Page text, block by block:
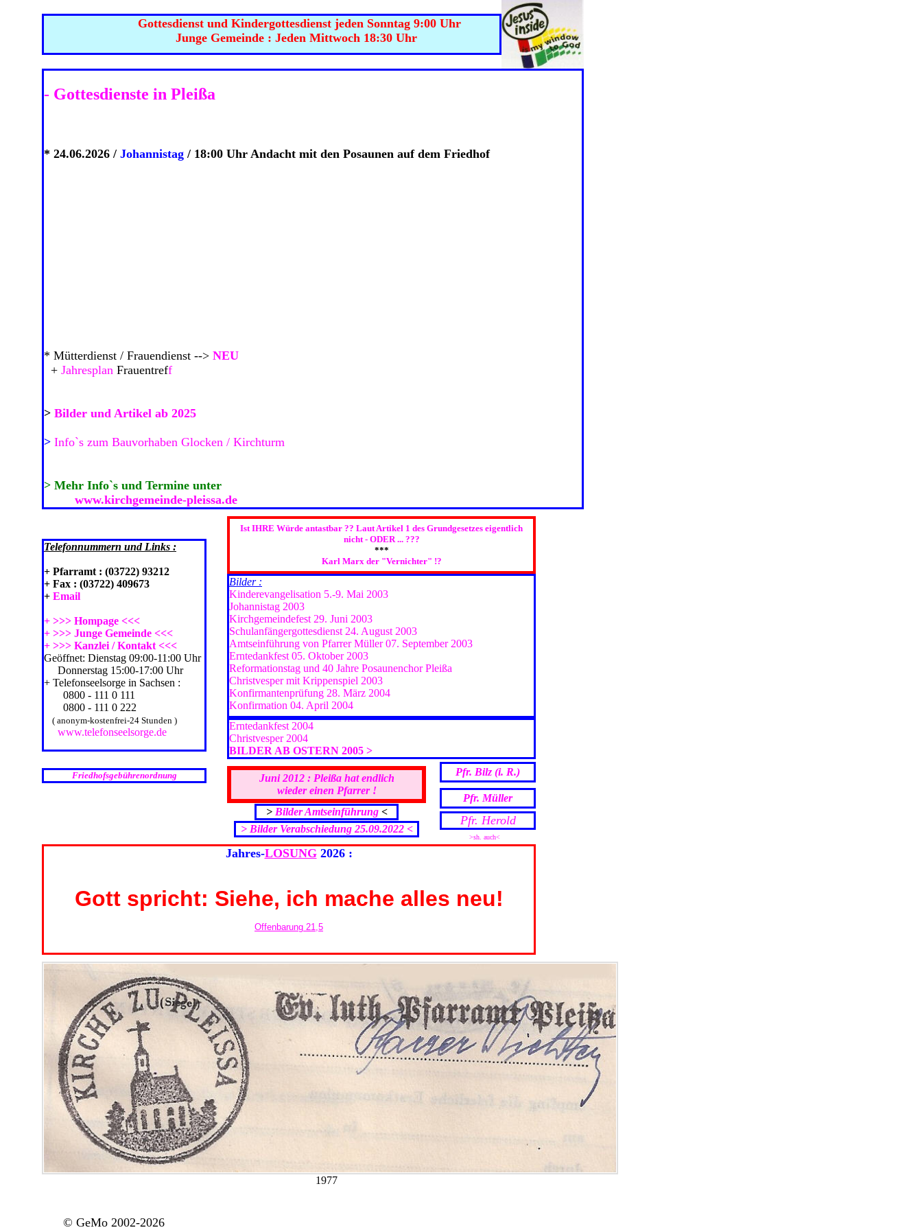
Gottesdienst und Kindergottesdienst jeden Sonntag 9:00 Uhr
Junge Gemeinde : Jeden Mittwoch 18:30 Uhr
- Gottesdienste in Pleißa
* 24.06.2026 / Johannistag / 18:00 Uhr Andacht mit den Posaunen auf dem Friedhof
* Mütterdienst / Frauendienst --> NEU
+ Jahresplan Frauentreff
> Bilder und Artikel ab 2025
> Info`s zum Bauvorhaben Glocken / Kirchturm
> Mehr Info`s und Termine unter
www.kirchgemeinde-pleissa.de
Ist IHRE Würde antastbar ?? Laut Artikel 1 des Grundgesetzes eigentlich
nicht - ODER ... ???
***
Karl Marx der "Vernichter" !?
Telefonnummern und Links :
+ Pfarramt : (03722) 93212
+ Fax : (03722) 409673
+ Email
+ >>> Hompage <<<
+ >>> Junge Gemeinde <<<
+ >>> Kanzlei / Kontakt <<<
Geöffnet: Dienstag 09:00-11:00 Uhr
Donnerstag 15:00-17:00 Uhr
+ Telefonseelsorge in Sachsen :
0800 - 111 0 111
0800 - 111 0 222
( anonym-kostenfrei-24 Stunden )
www.telefonseelsorge.de
Bilder :
Kinderevangelisation 5.-9. Mai 2003
Johannistag 2003
Kirchgemeindefest 29. Juni 2003
Schulanfängergottesdienst 24. August 2003
Amtseinführung von Pfarrer Müller 07. September 2003
Erntedankfest 05. Oktober 2003
Reformationstag und 40 Jahre Posaunenchor Pleißa
Christvesper mit Krippenspiel 2003
Konfirmantenprüfung 28. März 2004
Konfirmation 04. April 2004
Erntedankfest 2004
Christvesper 2004
BILDER AB OSTERN 2005 >
Pfr. Bilz (i. R.)
Friedhofsgebührenordnung
Juni 2012 : Pleißa hat endlich
wieder einen Pfarrer !
Pfr. Müller
> Bilder Amtseinführung <
Pfr. Herold
> Bilder Verabschiedung 25.09.2022 <
>sh. auch<
Jahres-LOSUNG2026 :
Gott spricht: Siehe, ich mache alles neu!
Offenbarung 21,5
1977
© GeMo 2002-2026